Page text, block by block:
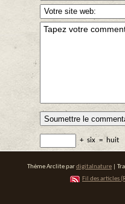
+ six = huit
Thème Arclite pardigitalnature |
Fil des articles